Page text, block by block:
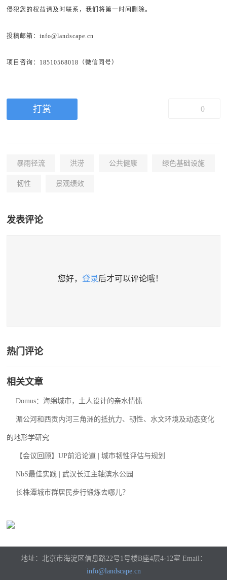
侵犯您的权益请及时联系，我们将第一时间删除。
投稿邮箱：info@landscape.cn
项目咨询：18510568018（微信同号）
打赏 0
暴雨径流 洪涝 公共健康 绿色基础设施
韧性 景观绩效
发表评论
您好， 登录后才可以评论哦！
热门评论
相关文章
Domus：海绵城市，土人设计的亲水情愫
湄公河和西贡内河三角洲的抵抗力、韧性、水文环境及动态变化
的地形学研究
【会议回顾】UP前沿论道 | 城市韧性评估与规划
NbS最佳实践 | 武汉长江主轴滨水公园
长株潭城市群居民步行锻炼去哪儿？
地址：北京市海淀区信息路22号1号楼B座4层4-12室 Email：
info@landscape.cn